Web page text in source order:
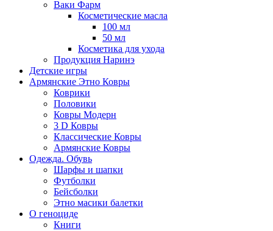
Ваки Фарм
Косметические масла
100 мл
50 мл
Косметика для ухода
Продукция Наринэ
Детские игры
Армянские Этно Ковры
Коврики
Половики
Ковры Модерн
3 D Ковры
Классические Ковры
Армянские Ковры
Одежда. Обувь
Шарфы и шапки
Футболки
Бейсболки
Этно масики балетки
О геноциде
Книги